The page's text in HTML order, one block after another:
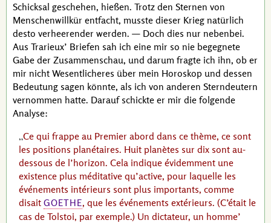
Schicksal geschehen, hießen. Trotz den Sternen von
Menschenwillkür entfacht, musste dieser Krieg natürlich
desto verheerender werden. — Doch dies nur nebenbei.
Aus Trarieux’ Briefen sah ich eine mir so nie begegnete
Gabe der Zusammenschau, und darum fragte ich ihn, ob er
mir nicht Wesentlicheres über mein Horoskop und dessen
Bedeutung sagen könnte, als ich von anderen Sterndeutern
vernommen hatte. Darauf schickte er mir die folgende
Analyse:
Ce qui frappe au Premier abord dans ce thème, ce sont
les positions planétaires. Huit planètes sur dix sont au-
dessous de l’horizon. Cela indique évidemment une
existence plus méditative qu’active, pour laquelle les
événements intérieurs sont plus importants, comme
disait GOETHE, que les événements extérieurs. (C’était le
cas de Tolstoi, par exemple.) Un dictateur, un homme’